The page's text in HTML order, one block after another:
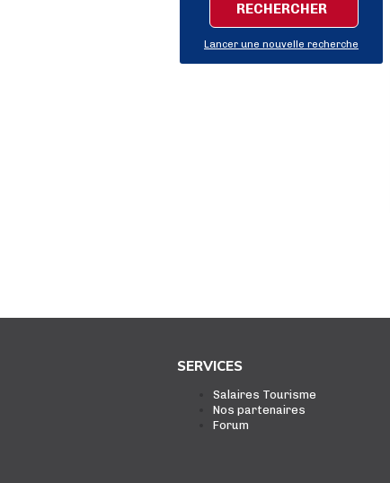
RECHERCHER
Lancer une nouvelle recherche
SERVICES
Salaires Tourisme
Nos partenaires
Forum